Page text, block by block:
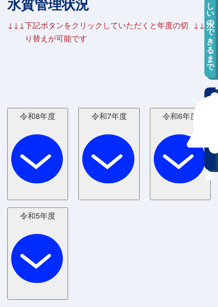
おいしい水のできるまで
↓↓↓下記ボタンをクリックしていただくと年度の切
り替えが可能です
↓↓↓
令和8年度 令和7年度 令和6年度
令和5年度